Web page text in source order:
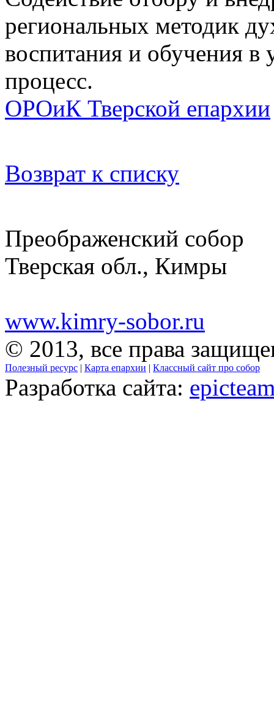
региональных методик
воспитания и обучения в
процесс.
ОРОиК Тверской епархии
Возврат к списку
Преображенский собор
Тверская обл., Кимры
www.kimry-sobor.ru
© 2013, все права
Полезный ресурс | Карта епархии | Классный сайт про собор
Разработка сайта: